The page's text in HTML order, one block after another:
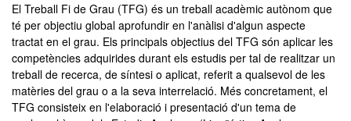
El Treball Fi de Grau (TFG) és un treball acadèmic autònom que
té per objectiu global aprofundir en l'anàlisi d'algun aspecte
tractat en el grau. Els principals objectius del TFG són aplicar les
competències adquirides durant els estudis per tal de realitzar un
treball de recerca, de síntesi o aplicat, referit a qualsevol de les
matèries del grau o a la seva interrelació. Més concretament, el
TFG consisteix en l'elaboració i presentació d'un tema de